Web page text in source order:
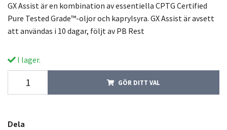
GX Assist är en kombination av essentiella CPTG Certified
Pure Tested Grade™-oljor och kaprylsyra. GX Assist är avsett
att användas i 10 dagar, följt av PB Rest
I lager.
GÖR DITT VAL
Dela